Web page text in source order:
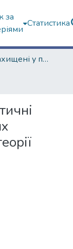
за
Статистика
Дисертації захищені у постійних радах